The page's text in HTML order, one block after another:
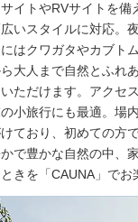
イトやRVサイトを備
いスタイルに対応。
はクワガタやカブト
大人まで自然とふれ
ただけます。アクセ
小旅行にも最適。場
ており、初めての方
で豊かな自然の中、
きを「CAUNA」でお